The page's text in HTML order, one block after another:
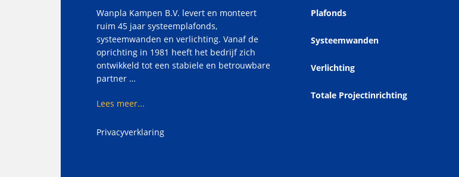
Wanpla Kampen B.V. levert en monteert
ruim 45 jaar systeemplafonds,
systeemwanden en verlichting. Vanaf de
oprichting in 1981 heeft het bedrijf zich
ontwikkeld tot een stabiele en betrouwbare
partner …
Lees meer...
Privacyverklaring
Plafonds
Systeemwanden
Verlichting
Totale Projectinrichting